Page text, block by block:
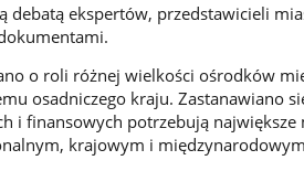
debatą ekspertów, przedstawicieli
o roli różnej wielkości ośrodków
osadniczego kraju. Zastanawiano
i finansowych potrzebują największe
krajowym i